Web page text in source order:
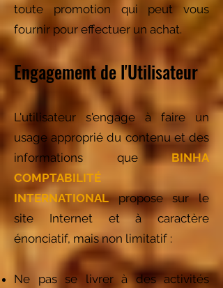
toute promotion qui peut vous
fournir pour effectuer un achat.
Engagement de l'Utilisateur
L'utilisateur s'engage à faire un
usage approprié du contenu et des
informations queBINHA
COMPTABILITÉ
INTERNATIONALpropose sur le
site Internet et à caractère
énonciatif, mais non limitatif :
Ne pas se livrer à des activités